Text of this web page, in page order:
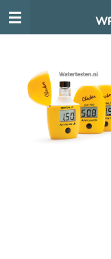
Ga
hoofdinhoud